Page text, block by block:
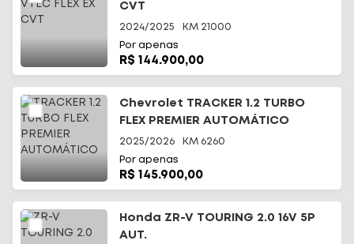
CVT
2024/2025 KM 21000
Por apenas
R$ 144.900,00
Chevrolet TRACKER 1.2 TURBO
FLEX PREMIER AUTOMÁTICO
2025/2026 KM 6260
Por apenas
R$ 145.900,00
Honda ZR-V TOURING 2.0 16V 5P
AUT.